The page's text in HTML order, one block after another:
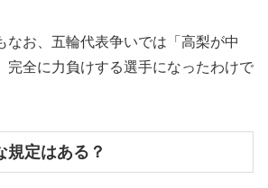
なお、五輪代表争いでは「高梨が中
完全に力負けする選手になったわけで
規定はある？